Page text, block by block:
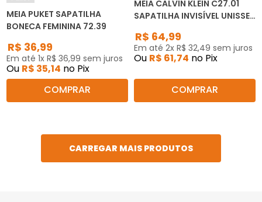
MEIA PUKET SAPATILHA
BONECA FEMININA 72.39
R$ 36,99
Em até 1x R$ 36,99 sem juros
Ou R$ 35,14 no Pix
COMPRAR
MEIA CALVIN KLEIN C27.01
SAPATILHA INVISÍVEL UNISSEX
R$ 64,99
Em até 2x R$ 32,49 sem juros
Ou R$ 61,74 no Pix
COMPRAR